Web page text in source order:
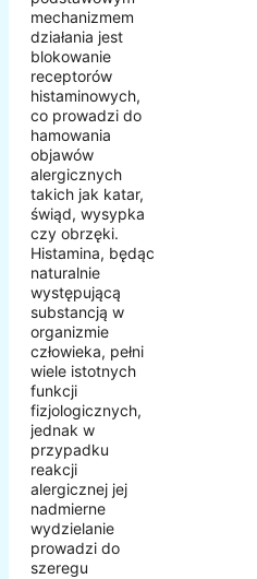
mechanizmem
działania jest
blokowanie
receptorów
histaminowych,
co prowadzi do
hamowania
objawów
alergicznych
takich jak katar,
świąd, wysypka
czy obrzęki.
Histamina, będąc
naturalnie
występującą
substancją w
organizmie
człowieka, pełni
wiele istotnych
funkcji
fizjologicznych,
jednak w
przypadku
reakcji
alergicznej jej
nadmierne
wydzielanie
prowadzi do
szeregu